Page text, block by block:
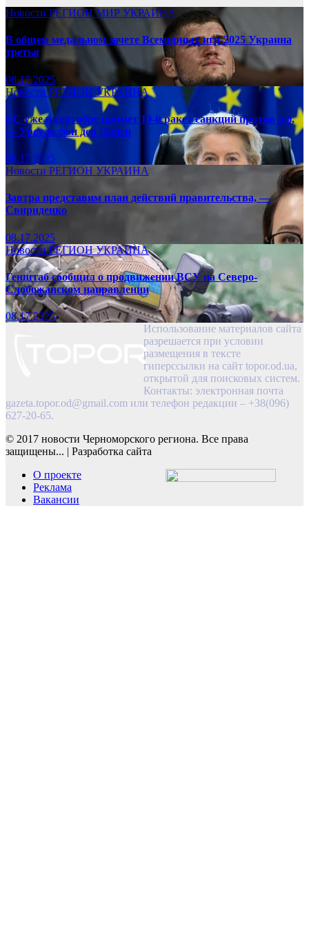
Новости РЕГИОНМИР УКРАИНА
В общем медальном зачете Всемирных игр-2025 Украина
третья
08.17.2025
НовостиРЕГИОНУКРАИНА
ЕС уже в сентябре примет 19-й ракет санкций против рф,
— Урсула фон дер Ляйен
08.17.2025
Новости РЕГИОН УКРАИНА
Завтра представим план действий правительства, —
Свириденко
08.17.2025
НовостиРЕГИОНУКРАИНА
Генштаб сообщил о продвижении ВСУ на Северо-
Слобожанском направлении
08.17.2025
Использование материалов сайта
разрешается при условии
размещения в тексте
гиперссылки на сайт topor.od.ua,
открытой для поисковых систем.
Контакты: электронная почта
gazeta.topor.od@gmail.com или телефон редакции – +38(096)
627-20-65.
© 2017 новости Черноморского региона. Все права
защищены... | Разработка сайта
О проекте
Реклама
Вакансии